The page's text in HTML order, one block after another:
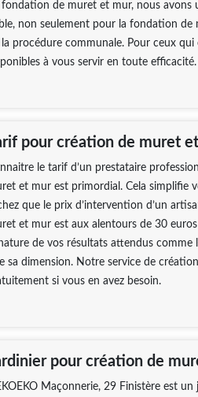
fondation de muret et mur, nous avons
non seulement pour la fondation de
procédure communale. Pour ceux qui
à vous servir en toute efficacité.
pour création de muret
le tarif d’un prestataire
et mur est primordial. Cela simplifie
que le prix d’intervention d’un
et mur est aux alentours de 30
de vos résultats attendus
sa dimension. Notre service de
si vous en avez besoin.
pour création de
Maçonnerie, 29 Finistère est